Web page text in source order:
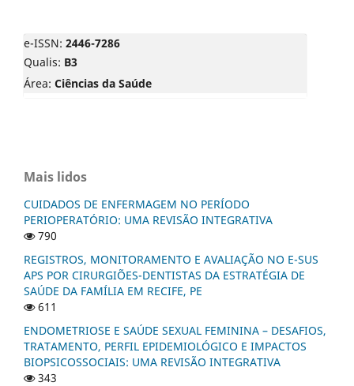
e-ISSN: 2446-7286
Qualis: B3
Área: Ciências da Saúde
Mais lidos
CUIDADOS DE ENFERMAGEM NO PERÍODO
PERIOPERATÓRIO: UMA REVISÃO INTEGRATIVA
790
REGISTROS, MONITORAMENTO E AVALIAÇÃO NO E-SUS
APS POR CIRURGIÕES-DENTISTAS DA ESTRATÉGIA DE
SAÚDE DA FAMÍLIA EM RECIFE, PE
611
ENDOMETRIOSE E SAÚDE SEXUAL FEMININA – DESAFIOS,
TRATAMENTO, PERFIL EPIDEMIOLÓGICO E IMPACTOS
BIOPSICOSSOCIAIS: UMA REVISÃO INTEGRATIVA
343